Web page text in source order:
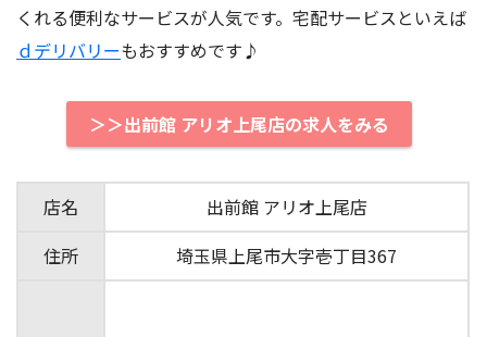
くれる便利なサービスが人気です。宅配サービスといえば
ｄデリバリーもおすすめです♪
＞＞出前館 アリオ上尾店の求人をみる
店名
出前館 アリオ上尾店
住所
埼玉県上尾市大字壱丁目367